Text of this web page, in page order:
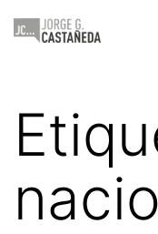
Saltar
Jorge